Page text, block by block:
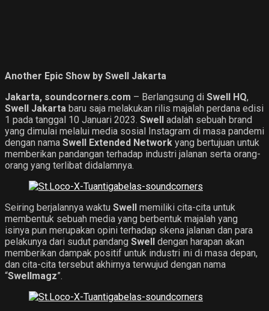
Another Epic Show by Swell Jakarta
Jakarta, soundcorners.com – Berlangsung di Swell HQ,
Swell Jakarta baru saja melakukan rilis majalah perdana edisi
1 pada tanggal 10 Januari 2023. Swell adalah sebuah brand
yang dimulai melalui media sosial Instagram di masa pandemi
dengan nama Swell Extended Network yang bertujuan untuk
memberikan pandangan terhadap industri jalanan serta orang-
orang yang terlibat didalamnya.
Seiring berjalannya waktu Swell memiliki cita-cita untuk
membentuk sebuah media yang berbentuk majalah yang
isinya pun merupakan opini terhadap skena jalanan dan para
pelakunya dari sudut pandang Swell dengan harapan akan
memberikan dampak positif untuk industri ini di masa depan,
dan cita-cita tersebut akhirnya terwujud dengan nama
“Swellmagz”.